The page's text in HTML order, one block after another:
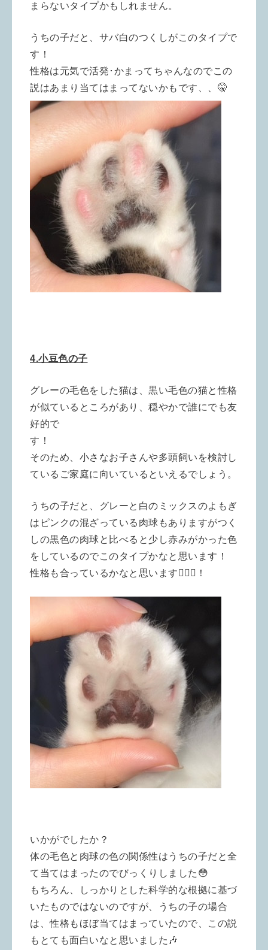
まらないタイプかもしれません。
うちの子だと、サバ白のつくしがこのタイプで
す！
性格は元気で活発･かまってちゃんなのでこの
説はあまり当てはまってないかもです、、🤫
4.小豆色の子
グレーの毛色をした猫は、黒い毛色の猫と性格
が似ているところがあり、穏やかで誰にでも友
好的で
す！
そのため、小さなお子さんや多頭飼いを検討し
ているご家庭に向いているといえるでしょう。
うちの子だと、グレーと白のミックスのよもぎ
はピンクの混ざっている肉球もありますがつく
しの黒色の肉球と比べると少し赤みがかった色
をしているのでこのタイプかなと思います！
性格も合っているかなと思います🙋🏻‍♂️！
いかがでしたか？
体の毛色と肉球の色の関係性はうちの子だと全
て当てはまったのでびっくりしました😳
もちろん、しっかりとした科学的な根拠に基づ
いたものではないのですが、うちの子の場合
は、性格もほぼ当てはまっていたので、この説
もとても面白いなと思いました🎶